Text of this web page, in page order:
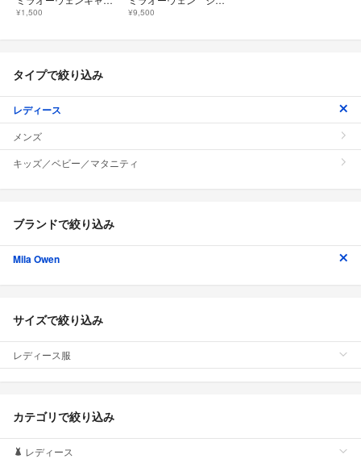
¥1,500 ¥9,500
タイプで絞り込み
レディース
メンズ
キッズ／ベビー／マタニティ
ブランドで絞り込み
Mila Owen
サイズで絞り込み
レディース服
カテゴリで絞り込み
レディース